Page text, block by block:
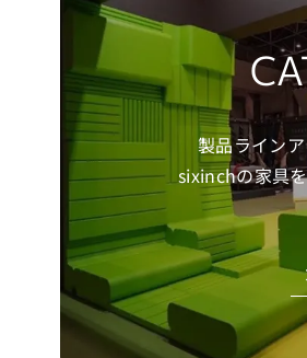
製品ライン
sixinchの家具